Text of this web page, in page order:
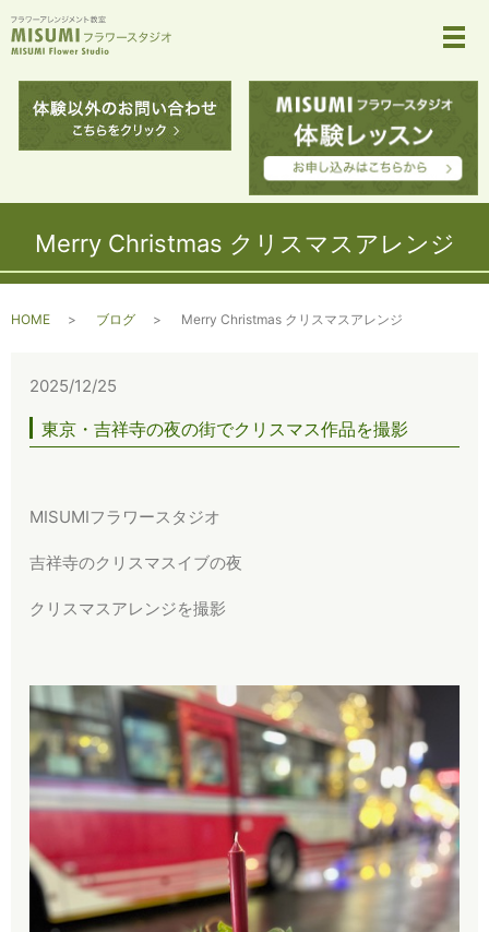
メ
Merry Christmas クリスマスアレンジ
HOME ブログ Merry Christmas クリスマスアレンジ
2025/12/25
東京・吉祥寺の夜の街でクリスマス作品を撮影
MISUMIフラワースタジオ
吉祥寺のクリスマスイブの夜
クリスマスアレンジを撮影